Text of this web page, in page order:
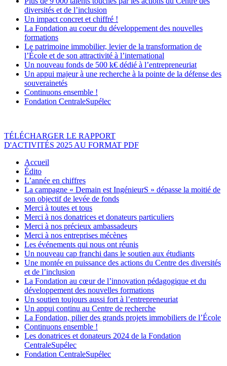
diversités et de l’inclusion
Un impact concret et chiffré !
La Fondation au coeur du développement des nouvelles
formations
Le patrimoine immobilier, levier de la transformation de
l’École et de son attractivité à l’international
Un nouveau fonds de 500 k€ dédié à l’entrepreneuriat
Un appui majeur à une recherche à la pointe de la défense des
souverainetés
Continuons ensemble !
Fondation CentraleSupélec
TÉLÉCHARGER LE RAPPORT
D'ACTIVITÉS 2025 AU FORMAT PDF
Accueil
Édito
L’année en chiffres
La campagne « Demain est IngénieurS » dépasse la moitié de
son objectif de levée de fonds
Merci à toutes et tous
Merci à nos donatrices et donateurs particuliers
Merci à nos précieux ambassadeurs
Merci à nos entreprises mécènes
Les événements qui nous ont réunis
Un nouveau cap franchi dans le soutien aux étudiants
Une montée en puissance des actions du Centre des diversités
et de l’inclusion
La Fondation au cœur de l’innovation pédagogique et du
développement des nouvelles formations
Un soutien toujours aussi fort à l’entrepreneuriat
Un appui continu au Centre de recherche
La Fondation, pilier des grands projets immobiliers de l’École
Continuons ensemble !
Les donatrices et donateurs 2024 de la Fondation
CentraleSupélec
Fondation CentraleSupélec